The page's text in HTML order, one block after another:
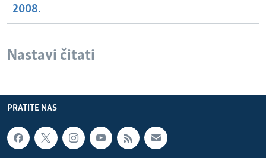
2008.
Nastavi čitati
PRATITE NAS